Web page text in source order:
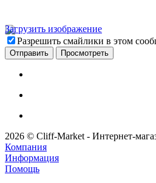
Загрузить изображение
Разрешить смайлики в этом
2026 © Cliff-Market - Интернет-
Компания
Информация
Помощь